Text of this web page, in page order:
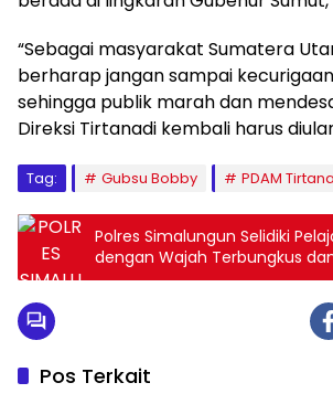
“Sebagai masyarakat Sumatera
berharap jangan sampai
sehingga publik marah dan
Direksi Tirtanadi kembali harus
Tag: Gubsu Bobby PDAM
Polres Simalungun Selidiki
dengan Wajah Terbungkus
Terikat
Pos Terkait